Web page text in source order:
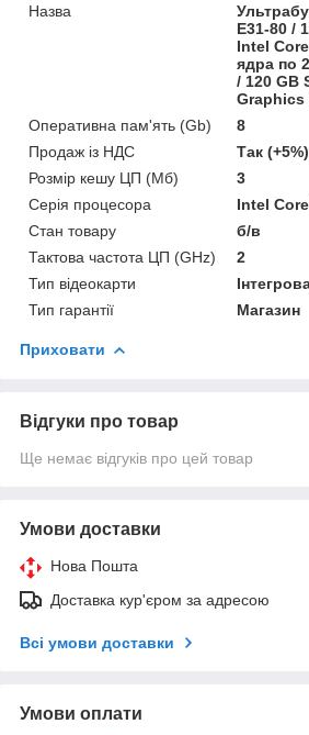
Назва
E31-80 /
Intel
ядра по
/ 120 GB
Graphics
Оперативна пам'ять (Gb)
8
Продаж із НДС
Так (+5%)
Розмір кешу ЦП (Мб)
3
Серія процесора
Intel
Стан товару
б/в
Тактова частота ЦП (GHz)
2
Тип відеокарти
Тип гарантії
Магазин
Приховати
Відгуки про товар
Ще немає відгуків про цей товар
Умови доставки
Нова Пошта
Доставка кур'єром за адресою
Всі умови доставки
Умови оплати